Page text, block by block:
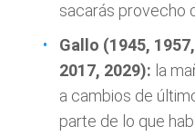
sacarás provecho
Gallo (1945,
2017, 2029): la
a cambios de
parte de lo que